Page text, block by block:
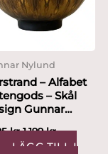
Nylund
– Alfabet
– Skål
Gunnar
kr 1,199kr
LÄGG TILL I